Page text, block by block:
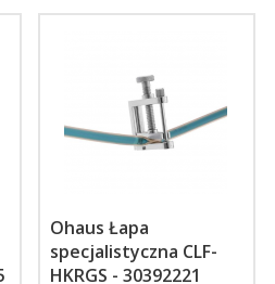
Ohaus Łapa
specjalistyczna CLF-
HKRGS - 30392221